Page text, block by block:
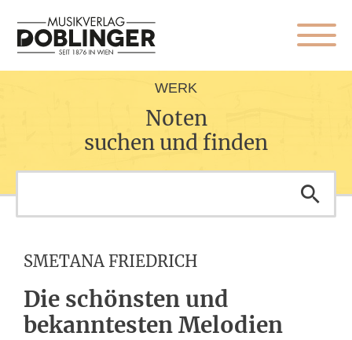
WERK
Noten
suchen und finden
SMETANA FRIEDRICH
Die schönsten und
bekanntesten Melodien